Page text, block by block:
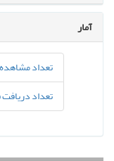
آمار
تعداد
تعداد